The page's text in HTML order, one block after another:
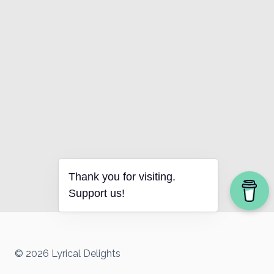
© 2026 Lyrical Delights
Thank you for visiting.
Support us!